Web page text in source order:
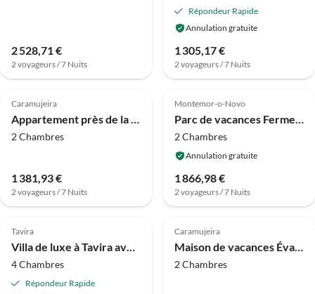
2 528,71 €
2 voyageurs / 7 Nuits
Répondeur Rapide
Annulation gratuite
1 305,17 €
2 voyageurs / 7 Nuits
4.0 (25)
Caramujeira
Appartement près de la plage de Benagil
2 Chambres
1 381,93 €
2 voyageurs / 7 Nuits
4.0 (23)
Montemor-o-Novo
Parc de vacances Ferme à Montemor près du lac et forêt
2 Chambres
Annulation gratuite
1 866,98 €
2 voyageurs / 7 Nuits
3.3 (9)
Tavira
Villa de luxe à Tavira avec piscine chauffée
4 Chambres
Répondeur Rapide
4.0 (1)
Caramujeira
Maison de vacances Évasion en bord de mer à Benagil
2 Chambres